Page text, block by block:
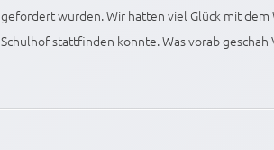
gefordert wurden. Wir hatten viel Glück mit dem
Schulhof stattfinden konnte. Was vorab geschah